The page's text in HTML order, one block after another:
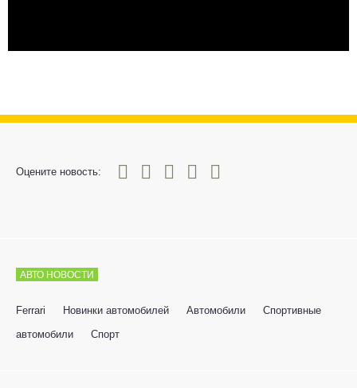
Оцените новость:
0
1 3 4 5
АВТО НОВОСТИ
Ferrari Новинки автомобилей Автомобили
Спортивные
автомобили
Спорт